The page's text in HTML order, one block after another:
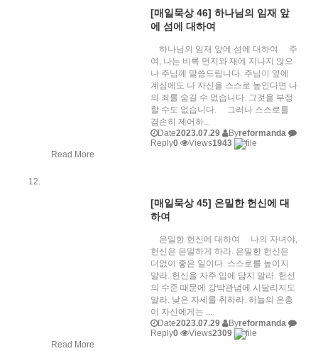
[매일묵상 46] 하나님의 임재 앞
에 섬에 대하여
하나님의 임재 앞에 섬에 대하여 주
여, 나는 비록 먼지와 재에 지나지 않으
나 주님께 말씀드립니다. 주님이 옆에
계심에도 나 자신을 스스로 높인다면 나
의 죄를 숨길 수 없습니다. 그것을 부정
할 수도 없습니다. 그러나 스스로를
겸손히 제어하...
Date2023.07.29 Byreformanda
Reply0 Views1943
Read More
[매일묵상 45] 은밀한 헌신에 대
하여
은밀한 헌신에 대하여 나의 자녀야,
헌신은 은밀하게 하라. 은밀한 헌신은
더없이 좋은 일이다. 스스로를 높이지
말라. 헌신을 자주 입에 담지 말라. 헌신
의 수준 때문에 강박관념에 시달리지도
말라. 낮은 자세를 취하라. 하늘의 은총
이 자신에게는 ...
Date2023.07.29 Byreformanda
Reply0 Views2309
Read More